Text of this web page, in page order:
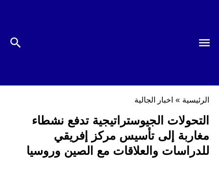
الرئيسية » اخبار الجالية
التحولات الجيوستراتيجية تدفع نشطاء
مغاربة إلى تأسيس مركز إفريقي
للدراسات والعلاقات مع الصين وروسيا